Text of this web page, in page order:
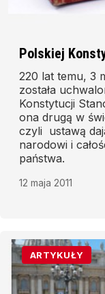
Polskiej
220 lat temu, 3
została
Konstytucji
ona drugą w
czyli ustawą
narodowi i
państwa.
12 maja 2011
ARTYKUŁY